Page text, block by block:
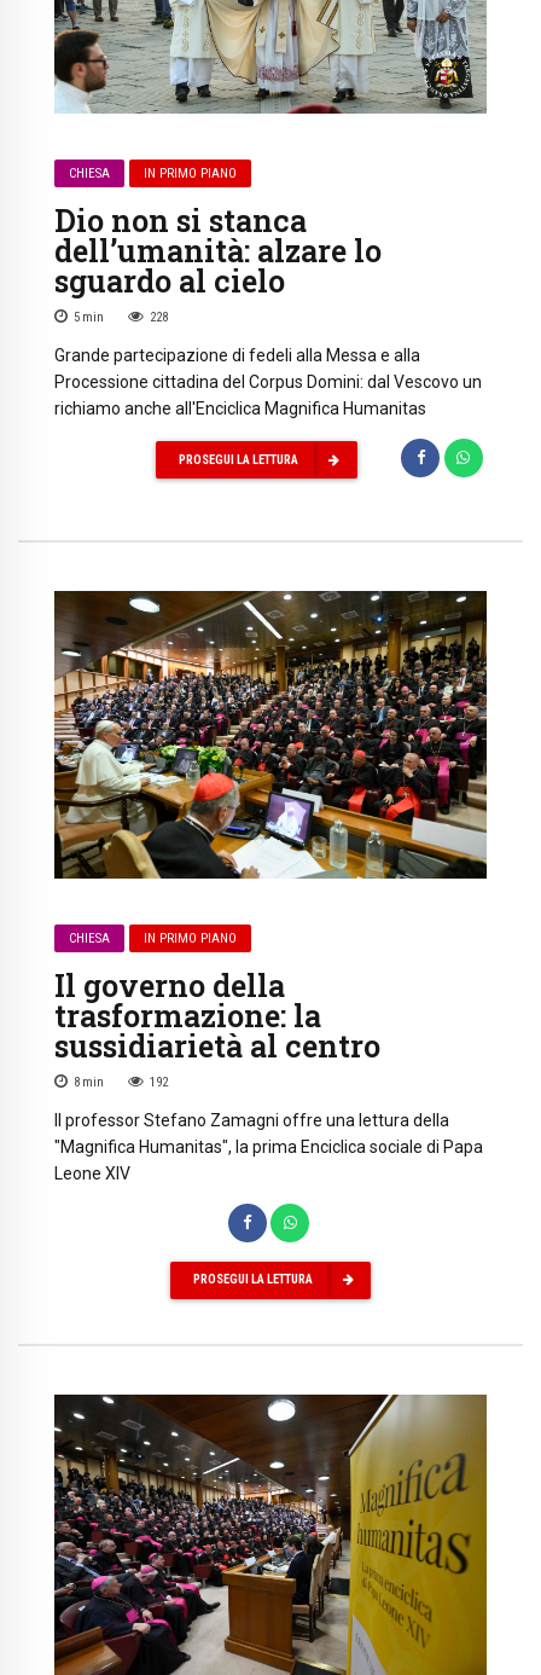
CHIESA IN PRIMO PIANO
Dio non si stanca
dell’umanità: alzare lo
sguardo al cielo
5 min 228
Grande partecipazione di fedeli alla Messa e alla
Processione cittadina del Corpus Domini: dal Vescovo un
richiamo anche all'Enciclica Magnifica Humanitas
PROSEGUI LA LETTURA
CHIESA IN PRIMO PIANO
Il governo della
trasformazione: la
sussidiarietà al centro
8 min 192
Il professor Stefano Zamagni offre una lettura della
"Magnifica Humanitas", la prima Enciclica sociale di Papa
Leone XIV
PROSEGUI LA LETTURA